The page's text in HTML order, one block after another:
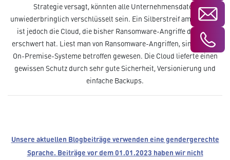
Strategie versagt, könnten alle Unternehmensdaten
unwiederbringlich verschlüsselt sein. Ein Silberstreif am Horizont
ist jedoch die Cloud, die bisher Ransomware-Angriffe deutlich
erschwert hat. Liest man von Ransomware-Angriffen, sind oft nur
On-Premise-Systeme betroffen gewesen. Die Cloud lieferte einen
gewissen Schutz durch sehr gute Sicherheit, Versionierung und
einfache Backups.
Unsere aktuellen Blogbeiträge verwenden eine gendergerechte
Sprache. Beiträge vor dem 01.01.2023 haben wir nicht